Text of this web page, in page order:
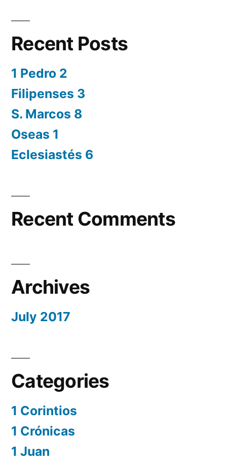
Recent Posts
1 Pedro 2
Filipenses 3
S. Marcos 8
Oseas 1
Eclesiastés 6
Recent Comments
Archives
July 2017
Categories
1 Corintios
1 Crónicas
1 Juan